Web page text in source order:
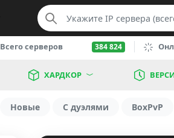
Всего серверов 384 824
ХАРДКОР
Новые С дуэлями BoxPvP